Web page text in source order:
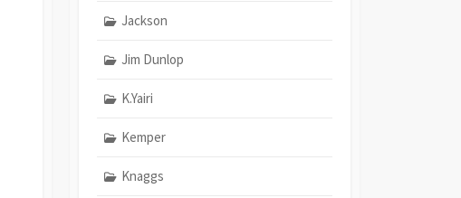
Jackson
Jim Dunlop
K.Yairi
Kemper
Knaggs